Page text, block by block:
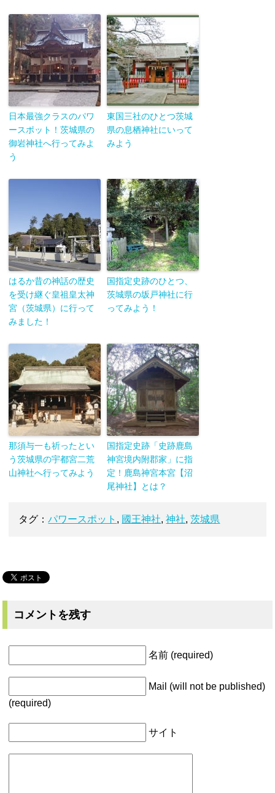
日本最強クラスのパワ
ースポット！茨城県の
御岩神社へ行ってみよ
う
東国三社のひとつ茨城
県の息栖神社にいって
みよう
はるか昔の神話の歴史
を受け継ぐ皇祖皇太神
宮（茨城県）に行って
みました！
国指定史跡のひとつ、
茨城県の坂戸神社に行
ってみよう！
那須与一も祈ったとい
う茨城県の宇都宮二荒
山神社へ行ってみよう
国指定史跡「史跡鹿島
神宮境内附郡家」に指
定！鹿島神宮本宮【沼
尾神社】とは？
タグ：パワースポット , 國王神社,神社,茨城県
コメントを残す
名前 (required)
Mail (will not be published)
(required)
サイト